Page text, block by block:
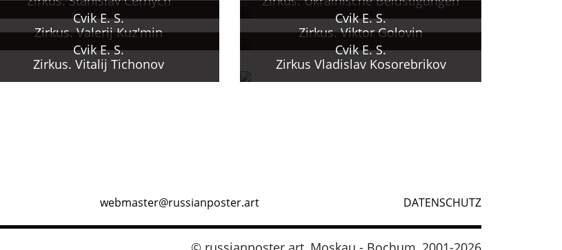
Cvik E. S.
Zirkus. Valerij Kuz'min
Cvik E. S.
Zirkus. Viktor Golovin
Cvik E. S.
Zirkus. Vitalij Tichonov
Cvik E. S.
Zirkus Vladislav Kosorebrikov
webmaster@russianposter.art DATENSCHUTZ